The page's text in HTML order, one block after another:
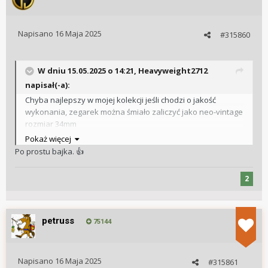
#315860
Napisano 16 Maja 2025
W dniu 15.05.2025 o 14:21, Heavyweight2712
napisał(-a):
Chyba najlepszy w mojej kolekcji jeśli chodzi o jakość
wykonania, zegarek można śmiało zaliczyć jako neo-vintage
rozmiar 34mm
Pokaż więcej
Po prostu bajka. 👍
2
petruss 75144
#315861
Napisano 16 Maja 2025